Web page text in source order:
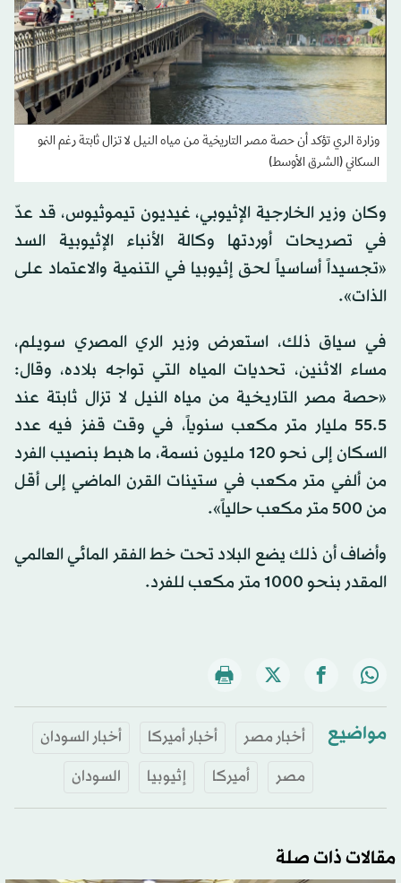
وزارة الري تؤكد أن حصة مصر التاريخية من مياه النيل لا تزال ثابتة رغم النمو
السكاني (الشرق الأوسط)
وكان وزير الخارجية الإثيوبي، غيديون تيموثيوس، قد عدّ
في تصريحات أوردتها وكالة الأنباء الإثيوبية السد
«تجسيداً أساسياً لحق إثيوبيا في التنمية والاعتماد على
الذات».
في سياق ذلك، استعرض وزير الري المصري سويلم،
مساء الاثنين، تحديات المياه التي تواجه بلاده، وقال:
«حصة مصر التاريخية من مياه النيل لا تزال ثابتة عند
55.5 مليار متر مكعب سنوياً، في وقت قفز فيه عدد
السكان إلى نحو 120 مليون نسمة، ما هبط بنصيب الفرد
من ألفي متر مكعب في ستينات القرن الماضي إلى أقل
من 500 متر مكعب حالياً».
وأضاف أن ذلك يضع البلاد تحت خط الفقر المائي العالمي
المقدر بنحو 1000 متر مكعب للفرد.
مواضيع أخبار مصر أخبار أميركا
أخبار السودان
مصر
أميركا إثيوبيا السودان
مقالات ذات صلة